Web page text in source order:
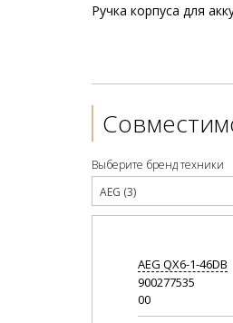
Ручка корпуса для
Выберите бренд техники
AEG (3)
AEG QX6-1-46DB
900277535
00